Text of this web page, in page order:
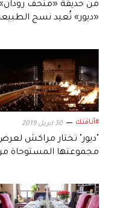
من حديقة «متحف
«ديور» تُعيد نسج
#أناقتك 30 ابريل 2019
"ديور" تختار مراكش
مجموعتها المستوحاة